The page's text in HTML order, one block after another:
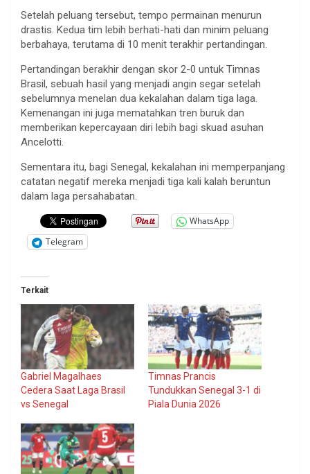
Setelah peluang tersebut, tempo permainan menurun
drastis. Kedua tim lebih berhati-hati dan minim peluang
berbahaya, terutama di 10 menit terakhir pertandingan.
Pertandingan berakhir dengan skor 2-0 untuk Timnas
Brasil, sebuah hasil yang menjadi angin segar setelah
sebelumnya menelan dua kekalahan dalam tiga laga.
Kemenangan ini juga mematahkan tren buruk dan
memberikan kepercayaan diri lebih bagi skuad asuhan
Ancelotti.
Sementara itu, bagi Senegal, kekalahan ini memperpanjang
catatan negatif mereka menjadi tiga kali kalah beruntun
dalam laga persahabatan.
WhatsApp
Telegram
Terkait
Gabriel Magalhaes
Cedera Saat Laga Brasil
vs Senegal
Timnas Prancis
Tundukkan Senegal 3-1 di
Piala Dunia 2026